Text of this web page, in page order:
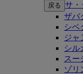
戻る サ・
ザバ
シベ
ジャ
シル
スー
ゾリ